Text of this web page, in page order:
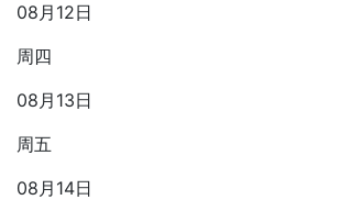
08月12日
周四
08月13日
周五
08月14日